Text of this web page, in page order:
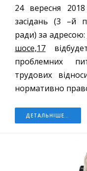
24 вересня
засідань (3 –й
ради) за адресою:
шосе,17
проблемних
трудових
нормативно
ДЕТАЛЬНІШЕ...